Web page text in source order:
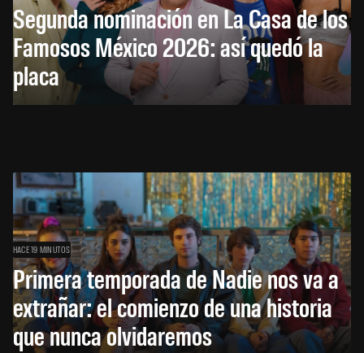
Segunda nominación en La Casa de los
Famosos México 2026: así quedó la
placa
HACE 19 MINUTOS
Primera temporada de Nadie nos va a
extrañar: el comienzo de una historia
que nunca olvidaremos